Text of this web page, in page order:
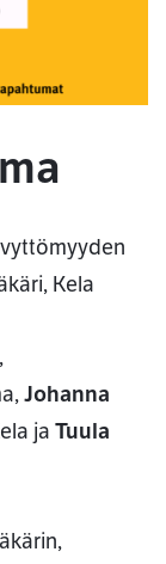
Kela
Johanna
ja Tuula